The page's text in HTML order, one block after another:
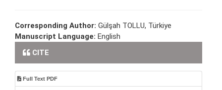
Corresponding Author: Gülşah TOLLU, Türkiye
Manuscript Language: English
CITE
Full Text PDF